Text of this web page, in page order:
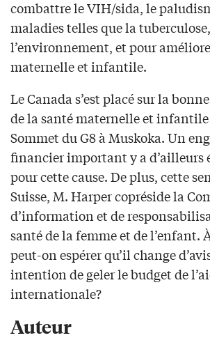
combattre le VIH/sida, le
maladies telles que la
l’environnement, et pour
maternelle et infantile.
Le Canada s’est placé sur la
de la santé maternelle et
Sommet du G8 à Muskoka. Un
financier important y a d’ailleurs
pour cette cause. De plus, cette
Suisse, M. Harper copréside la
d’information et de
santé de la femme et de l’enfant.
peut-on espérer qu’il change
intention de geler le budget de
internationale?
Auteur